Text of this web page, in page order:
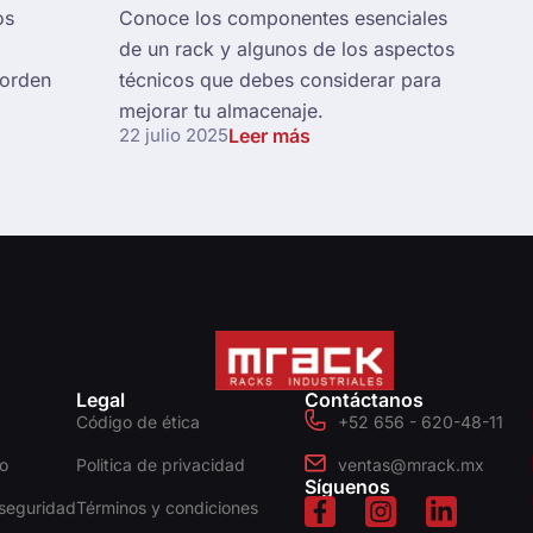
Conoce los componentes esenciales
de un rack y algunos de los aspectos
técnicos que debes considerar para
mejorar tu almacenaje.
22 julio 2025Leer más
Legal
Código de ética
Politica de privacidad
Términos y condiciones
Contáctanos
+52 656 - 620-48-11
ventas@mrack.mx
Síguenos